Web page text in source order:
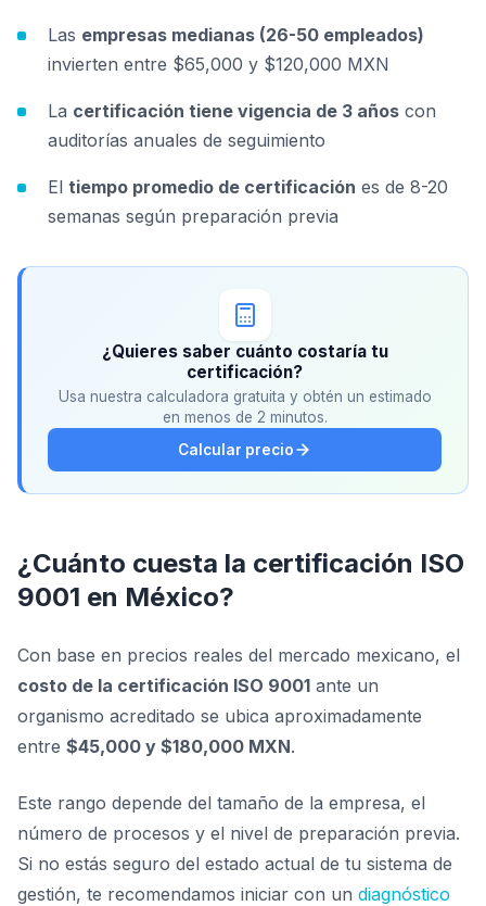
Las empresas medianas (26-50 empleados)
invierten entre $65,000 y $120,000 MXN
La certificación tiene vigencia de 3 años con
auditorías anuales de seguimiento
El tiempo promedio de certificación es de 8-20
semanas según preparación previa
¿Quieres saber cuánto costaría tu
certificación?
Usa nuestra calculadora gratuita y obtén un estimado
en menos de 2 minutos.
Calcular precio
¿Cuánto cuesta la certificación ISO
9001 en México?
Con base en precios reales del mercado mexicano, el
costo de la certificación ISO 9001 ante un
organismo acreditado se ubica aproximadamente
entre $45,000 y $180,000 MXN.
Este rango depende del tamaño de la empresa, el
número de procesos y el nivel de preparación previa.
Si no estás seguro del estado actual de tu sistema de
gestión, te recomendamos iniciar con un diagnóstico